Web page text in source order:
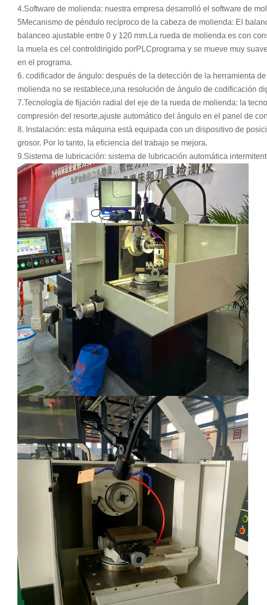
4.Software de molienda: nuestra empresa desarrolló el software de
5Mecanismo de péndulo recíproco de la cabeza de molienda: El
balanceo ajustable entre 0 y 120 mm.La rueda de molienda es con
la muela es cel control dirigido porPLCprograma y se mueve muy
en el programa.
6. codificador de ángulo: después de la detección de la herramienta
molienda no se restablece,una resolución de ángulo de codificación
7.Tecnología de fijación radial del eje de la rueda de molienda: la
compresión del resorte,ajuste automático del ángulo en el panel de
8. Instalación: esta máquina está equipada con un dispositivo de
grosor. Por lo tanto, la eficiencia del trabajo se mejora.
9.Sistema de lubricación: sistema de lubricación automática